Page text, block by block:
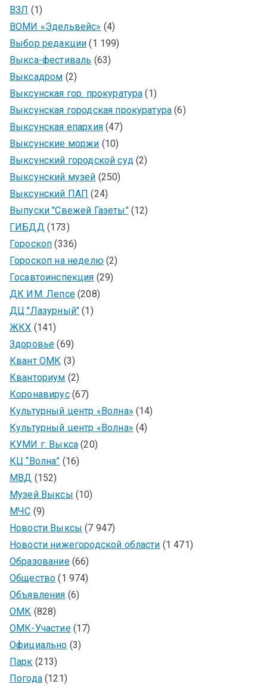
ВЗЛ (1)
ВОМИ «Эдельвейс» (4)
Выбор редакции (1 199)
Выкса-фестиваль (63)
Выксадром (2)
Выксунская гор. прокуратура (1)
Выксунская городская прокуратура (6)
Выксунская епархия(47)
Выксунские моржи (10)
Выксунский городской суд(2)
Выксунский музей (250)
Выксунский ПАП (24)
Выпуски "Свежей Газеты"(12)
ГИБДД(173)
Гороскоп (336)
Гороскоп на неделю(2)
Госавтоинспекция (29)
ДК ИМ. Лепсе(208)
ДЦ "Лазурный" (1)
ЖКХ (141)
Здоровье (69)
Квант ОМК (3)
Кванториум (2)
Коронавирус(67)
Культурный центр «Волна» (14)
Культурный центр «Волна» (4)
КУМИ г. Выкса (20)
КЦ “Волна” (16)
МВД (152)
Музей Выксы (10)
МЧС (9)
Новости Выксы (7 947)
Новости нижегородской области (1 471)
Образование(66)
Общество (1 974)
Объявления (6)
ОМК (828)
ОМК-Участие(17)
Официально (3)
Парк (213)
Погода(121)